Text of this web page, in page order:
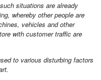
situations are already
whereby other people are
vehicles and other
with customer traffic are
to various disturbing factors